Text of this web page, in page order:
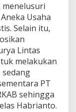
menelusuri
Usaha
Selain itu,
Lintas
melakukan
sedang
PT
sehingga
Habrianto.